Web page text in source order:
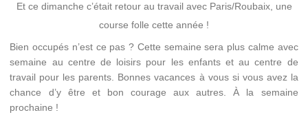
Et ce dimanche c’était retour au travail avec Paris/Roubaix, une
course folle cette année !
Bien occupés n’est ce pas ? Cette semaine sera plus calme avec
semaine au centre de loisirs pour les enfants et au centre de
travail pour les parents. Bonnes vacances à vous si vous avez la
chance d’y être et bon courage aux autres. À la semaine
prochaine !